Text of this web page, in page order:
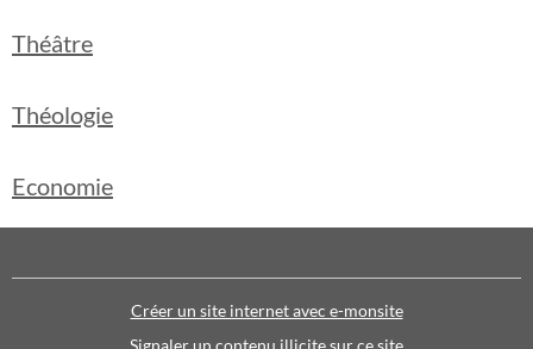
Théâtre
Théologie
Economie
Créer un site internet avec e-monsite
Signaler un contenu illicite sur ce site